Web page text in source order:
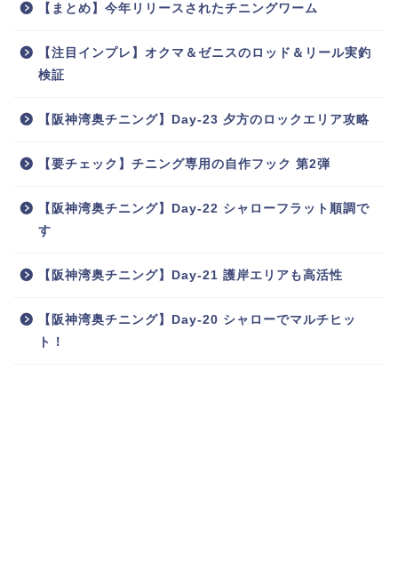
【まとめ】今年リリースされたチニングワーム
【注目インプレ】オクマ＆ゼニスのロッド＆リール実釣
検証
【阪神湾奥チニング】Day-23 夕方のロックエリア攻略
【要チェック】チニング専用の自作フック 第2弾
【阪神湾奥チニング】Day-22 シャローフラット順調で
す
【阪神湾奥チニング】Day-21 護岸エリアも高活性
【阪神湾奥チニング】Day-20 シャローでマルチヒッ
ト！